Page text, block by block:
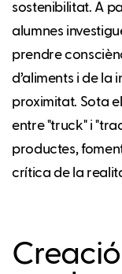
sostenibilitat. A
alumnes
prendre
d’aliments i de la
proximitat. Sota
entre "truck" i
productes,
crítica de la
Creació